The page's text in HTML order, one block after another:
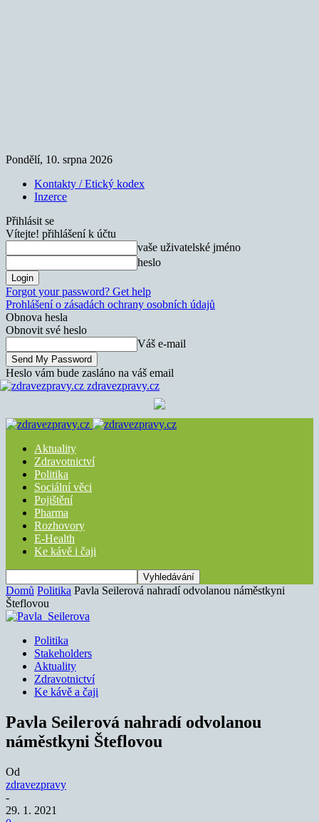
Pondělí, 10. srpna 2026
Kontakty / Etický kodex
Inzerce
Přihlásit se
Vítejte! přihlášení k účtu
vaše uživatelské jméno
heslo
Forgot your password? Get help
Prohlášení o zásadách ochrany osobních údajů
Obnova hesla
Obnovit své heslo
Váš e-mail
Heslo vám bude zasláno na váš email
zdravezpravy.cz
Aktuality
Zdravotnictví
Politika
Sociální věci
Pojištění
Pharma
Rozhovory
E-Health
Ke kávě i čaji
Domů Politika Pavla Seilerová nahradí odvolanou náměstkyni
Šteflovou
Politika
Stakeholders
Aktuality
Zdravotnictví
Ke kávě a čaji
Pavla Seilerová nahradí odvolanou
náměstkyni Šteflovou
Od
zdravezpravy
-
29. 1. 2021